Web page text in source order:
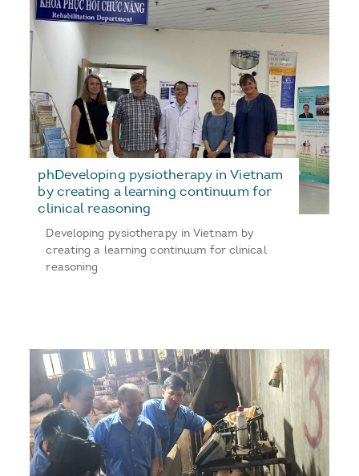
phDeveloping pysiotherapy in Vietnam
by creating a learning continuum for
clinical reasoning
Developing pysiotherapy in Vietnam by
creating a learning continuum for clinical
reasoning